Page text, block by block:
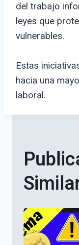
del trabajo
leyes que
vulnerables.
Estas
hacia una
laboral.